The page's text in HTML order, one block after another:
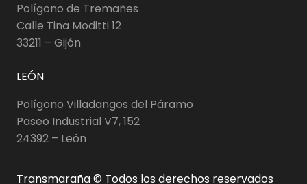
Polígono de Tremañes
Calle Tina Moditti 12
33211 – Gijón
LEÓN
Polígono Villadangos del Páramo
Paseo Industrial V7, 152
24392 – León
Transmaraña © Todos los derechos reservados